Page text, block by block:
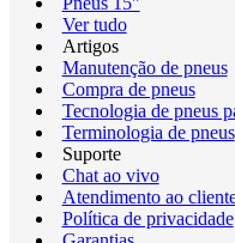
Ver tudo
Artigos
Manutenção de pneus
Compra de pneus
Tecnologia de pneus
Terminologia de pneus
Suporte
Chat ao vivo
Atendimento ao
Política de privacidade